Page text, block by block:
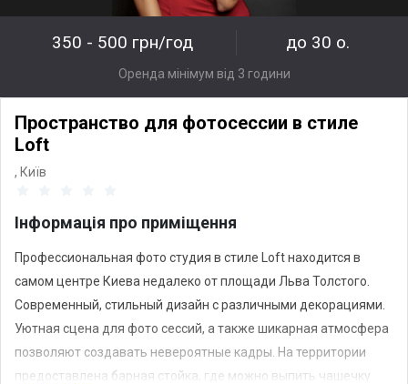
350 - 500 грн/год до 30 о.
Оренда мінімум від 3 години
Пространство для фотосессии в стиле
Loft
, Київ
Інформація про приміщення
Профессиональная фото студия в стиле Loft находится в
самом центре Киева недалеко от площади Льва Толстого.
Современный, стильный дизайн с различными декорациями.
Уютная сцена для фото сессий, а также шикарная атмосфера
позволяют создавать невероятные кадры. На территории
предоставлена барная стойка, где можно выпить чашечку